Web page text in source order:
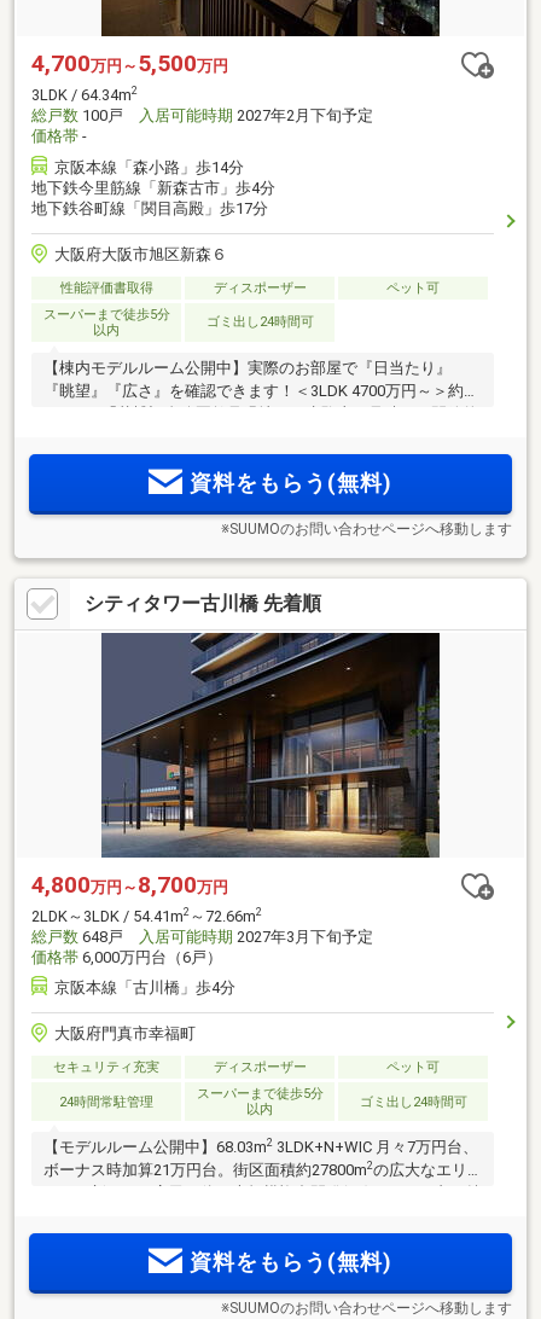
4,700万円～ 5,500万円
3LDK / 64.34m2
総戸数 100戸 入居可能時期 2027年2月下旬予定
価格帯 -
京阪本線「森小路」歩14分
地下鉄今里筋線「新森古市」歩4分
地下鉄谷町線「関目高殿」歩17分
大阪府大阪市旭区新森６
性能評価書取得 ディスポーザー
ペット可
スーパーまで徒歩5分
以内
ゴミ出し24時間可
【棟内モデルルーム公開中】実際のお部屋で『日当たり』
『眺望』『広さ』を確認できます！＜3LDK 4700万円～＞約
120haの「花博記念公園鶴見緑地」と生駒山を見晴らす開放的
森小路小学校徒歩2分・小児内科専門病院徒歩3分の安心環境
資料をもらう(無料)
※SUUMOのお問い合わせページへ移動します
シティタワー古川橋 先着順
4,800万円～ 8,700万円
2LDK～3LDK / 54.41m2 ～72.66m2
総戸数 648戸 入居可能時期 2027年3月下旬予定
価格帯 6,000万円台（6戸）
京阪本線「古川橋」歩4分
大阪府門真市幸福町
セキュリティ充実 ディスポーザー ペット可
24時間常駐管理
スーパーまで徒歩5分
以内
ゴミ出し24時間可
【モデルルーム公開中】68.03m2 3LDK+N+WIC 月々7万円台、
ボーナス時加算21万円台。街区面積約27800m2の広大なエリ
分、京阪「淀屋橋」駅直通18分、JR「大阪」駅23分と都心へ
もスピーディーにアクセス可能資料をもらう(無料)
※SUUMOのお問い合わせページへ移動します